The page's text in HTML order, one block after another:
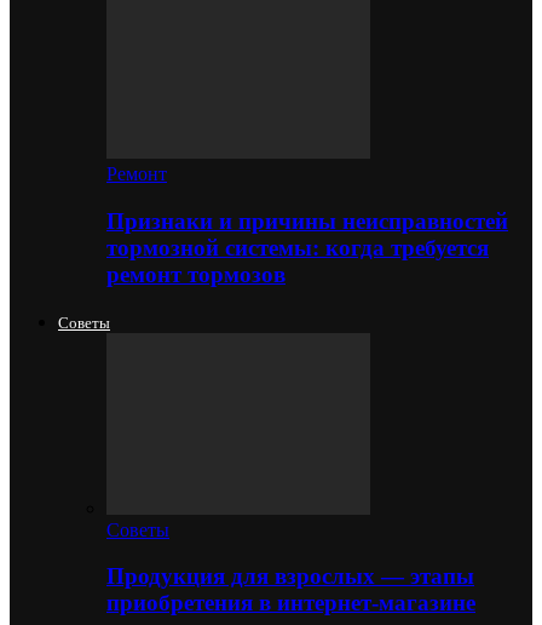
Ремонт
Признаки и причины неисправностей
тормозной системы: когда требуется
ремонт тормозов
Советы
Советы
Продукция для взрослых — этапы
приобретения в интернет-магазине